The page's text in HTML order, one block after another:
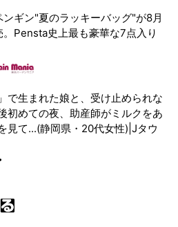
ギン"夏のラッキーバッグ"が8月
。Pensta史上最も豪華な7点入り
で生まれた娘と、受け止められな
初めての夜、助産師がミルクをあ
見て...(静岡県・20代女性)|Jタウ